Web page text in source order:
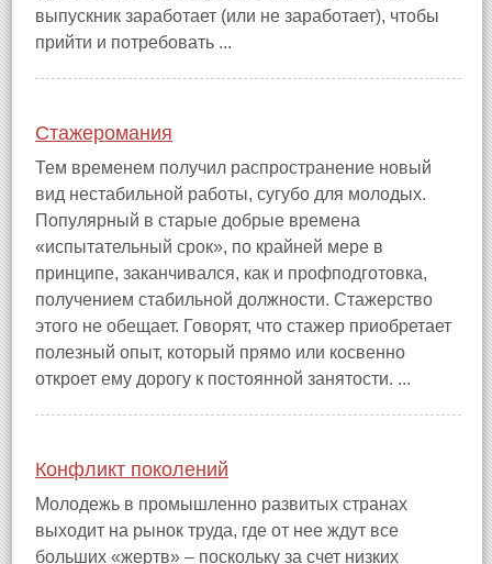
выпускник заработает (или не заработает), чтобы
прийти и потребовать ...
Стажеромания
Тем временем получил распространение новый
вид нестабильной работы, сугубо для молодых.
Популярный в старые добрые времена
«испытательный срок», по крайней мере в
принципе, заканчивался, как и профподготовка,
получением стабильной должности. Стажерство
этого не обещает. Говорят, что стажер приобретает
полезный опыт, который прямо или косвенно
откроет ему дорогу к постоянной занятости. ...
Конфликт поколений
Молодежь в промышленно развитых странах
выходит на рынок труда, где от нее ждут все
больших «жертв» – поскольку за счет низких